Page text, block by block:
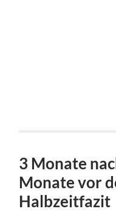
3 Monate
Monate vor
Halbzeitfazit